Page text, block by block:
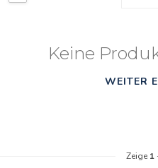
Keine
WEITER
Zeige 1